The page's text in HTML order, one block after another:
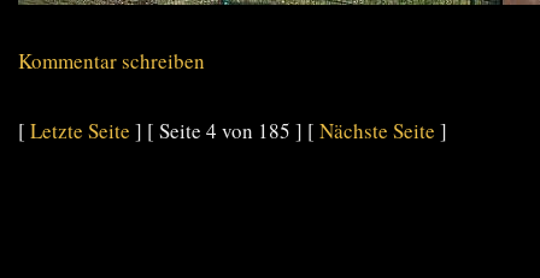
Kommentar schreiben
[ Letzte Seite ] [ Seite 4 von 185 ] [ Nächste Seite ]